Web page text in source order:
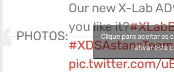
PHOTOS:
Our new X-Lab
you like it?
#XDSAstanaTeam
pic.twitter.com/
Clique para aceitar os
ativar este